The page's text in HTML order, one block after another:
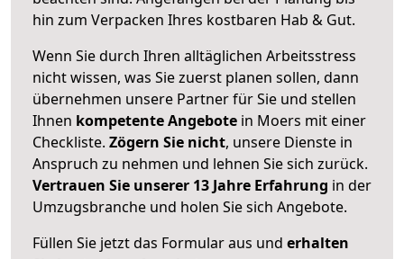
hin zum Verpacken Ihres kostbaren Hab & Gut.
Wenn Sie durch Ihren alltäglichen Arbeitsstress
nicht wissen, was Sie zuerst planen sollen, dann
übernehmen unsere Partner für Sie und stellen
Ihnen kompetente Angebote in Moers mit einer
Checkliste. Zögern Sie nicht, unsere Dienste in
Anspruch zu nehmen und lehnen Sie sich zurück.
Vertrauen Sie unserer 13 Jahre Erfahrung in der
Umzugsbranche und holen Sie sich Angebote.
Füllen Sie jetzt das Formular aus und erhalten